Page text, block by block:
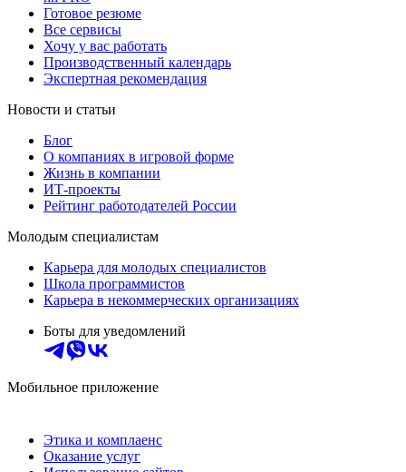
Готовое резюме
Все сервисы
Хочу у вас работать
Производственный календарь
Экспертная рекомендация
Новости и статьи
Блог
О компаниях в игровой форме
Жизнь в компании
ИТ-проекты
Рейтинг работодателей России
Молодым специалистам
Карьера для молодых специалистов
Школа программистов
Карьера в некоммерческих организациях
Боты для уведомлений
Мобильное приложение
Этика и комплаенс
Оказание услуг